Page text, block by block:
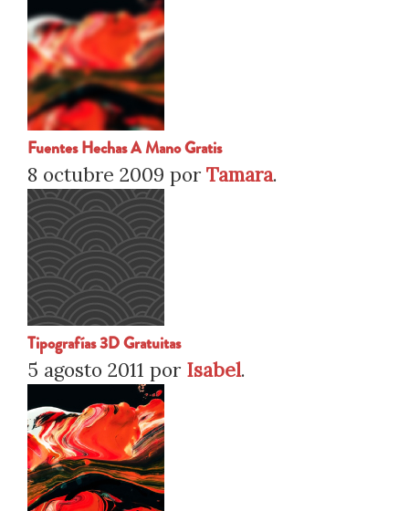
Fuentes Hechas A Mano Gratis
8 octubre 2009 por Tamara.
Tipografías 3D Gratuitas
5 agosto 2011 por Isabel.